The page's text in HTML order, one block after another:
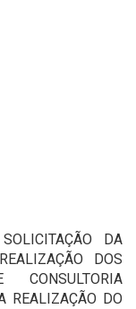
DA
DOS
REALIZAÇÃO DO